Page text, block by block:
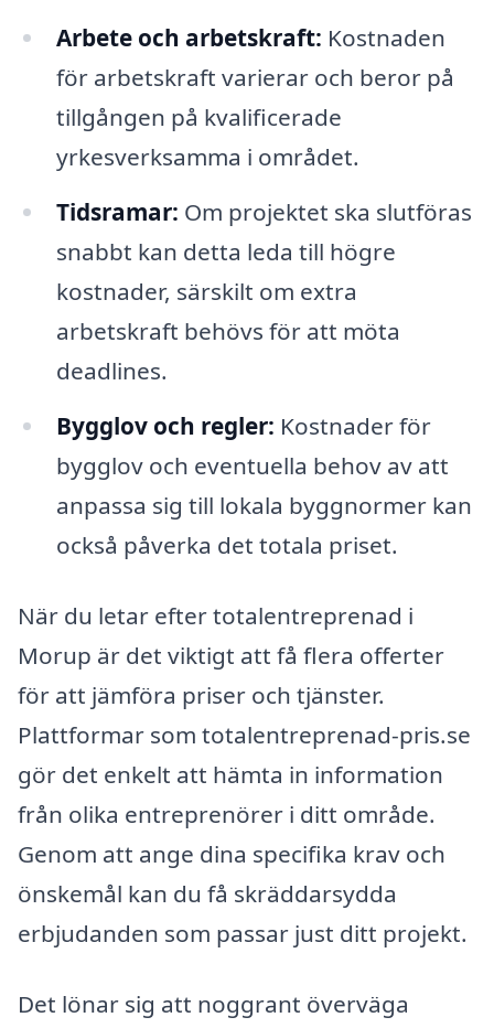
Arbete och arbetskraft: Kostnaden
för arbetskraft varierar och beror på
tillgången på kvalificerade
yrkesverksamma i området.
Tidsramar: Om projektet ska slutföras
snabbt kan detta leda till högre
kostnader, särskilt om extra
arbetskraft behövs för att möta
deadlines.
Bygglov och regler: Kostnader för
bygglov och eventuella behov av att
anpassa sig till lokala byggnormer kan
också påverka det totala priset.
När du letar efter totalentreprenad i
Morup är det viktigt att få flera offerter
för att jämföra priser och tjänster.
Plattformar som totalentreprenad-pris.se
gör det enkelt att hämta in information
från olika entreprenörer i ditt område.
Genom att ange dina specifika krav och
önskemål kan du få skräddarsydda
erbjudanden som passar just ditt projekt.
Det lönar sig att noggrant överväga